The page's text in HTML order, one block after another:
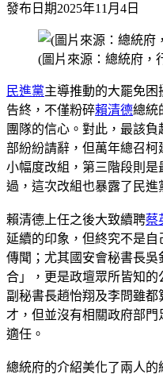
發布日期2025年11月4日
(圖片來源：總統府，
民進黨主導推動的大罷免困
告終，不僅粉碎賴清德總統
團隊的信心。對此，最該
部紛紛請辭，但萬年總召
小幅度改組，第三階段則
過，這次改組也暴露了民進
賴清德上任之後大致續聘蔡
延續的印象，但終究不是
傳聞；尤其國安會秘書長
合」，更是政壇眾所皆知
副秘書長趙怡翔及李問雖
才，但並沒有相關政府部
適任。
總統府的介紹美化了兩人